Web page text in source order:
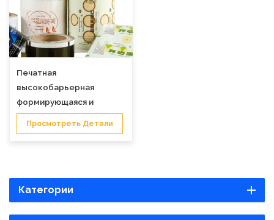
Печатная
высокобарьерная
формирующаяся и
неформующаяся пленка
Просмотреть Детали
Категории